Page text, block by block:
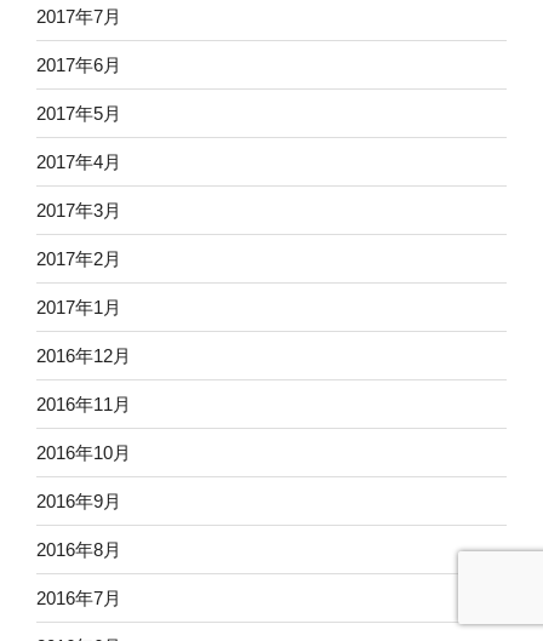
2017年7月
2017年6月
2017年5月
2017年4月
2017年3月
2017年2月
2017年1月
2016年12月
2016年11月
2016年10月
2016年9月
2016年8月
2016年7月